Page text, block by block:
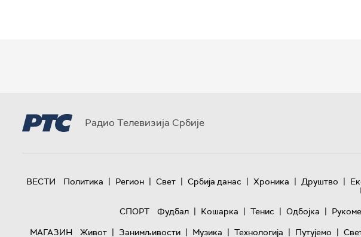
Радио Телевизија Србије
ВЕСТИ Политика | Регион | Свет | Србија данас | Хроника | Друштво |
СПОРТ
Фудбал | Кошарка | Тенис | Одбојка |
МАГАЗИН
Живот | Занимљивости | Музика | Технологијa | Путујемо |